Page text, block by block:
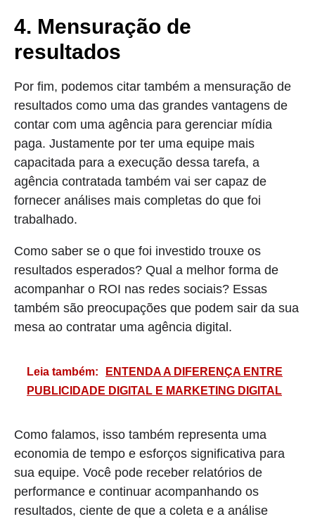
4. Mensuração de
resultados
Por fim, podemos citar também a mensuração de
resultados como uma das grandes vantagens de
contar com uma agência para gerenciar mídia
paga. Justamente por ter uma equipe mais
capacitada para a execução dessa tarefa, a
agência contratada também vai ser capaz de
fornecer análises mais completas do que foi
trabalhado.
Como saber se o que foi investido trouxe os
resultados esperados? Qual a melhor forma de
acompanhar o ROI nas redes sociais? Essas
também são preocupações que podem sair da sua
mesa ao contratar uma agência digital.
Leia também:
ENTENDA A DIFERENÇA ENTRE
PUBLICIDADE DIGITAL E MARKETING DIGITAL
Como falamos, isso também representa uma
economia de tempo e esforços significativa para
sua equipe. Você pode receber relatórios de
performance e continuar acompanhando os
resultados, ciente de que a coleta e a análise